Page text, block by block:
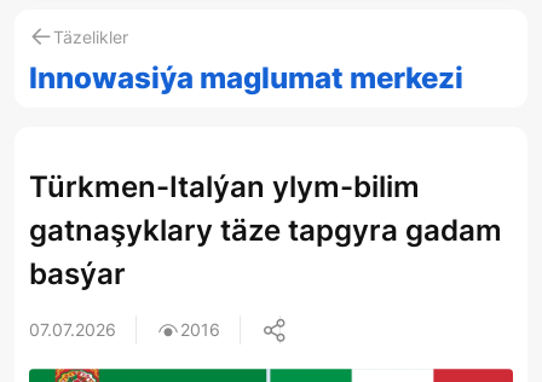
Täzelikler
Innowasiýa maglumat merkezi
Türkmen-Italýan ylym-bilim
gatnaşyklary täze tapgyra gadam
basýar
07.07.2026 2016